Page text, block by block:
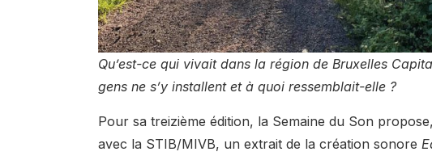
Qu’est-ce qui vivait dans la région de Bruxelles
gens ne s’y installent et à quoi ressemblait-elle ?
Pour sa treizième édition, la Semaine du Son
avec la STIB/MIVB, un extrait de la création sonore